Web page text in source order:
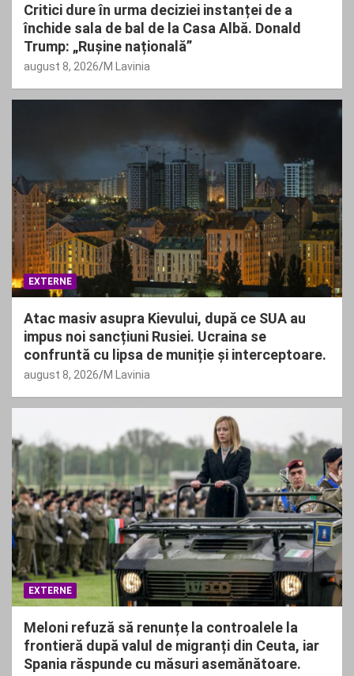
Critici dure în urma deciziei instanței de a
închide sala de bal de la Casa Albă. Donald
Trump: „Rușine națională”
august 8, 2026 M Lavinia
EXTERNE
Atac masiv asupra Kievului, după ce SUA au
impus noi sancțiuni Rusiei. Ucraina se
confruntă cu lipsa de muniție și interceptoare.
august 8, 2026 M Lavinia
EXTERNE
Meloni refuză să renunțe la controalele la
frontieră după valul de migranți din Ceuta, iar
Spania răspunde cu măsuri asemănătoare.